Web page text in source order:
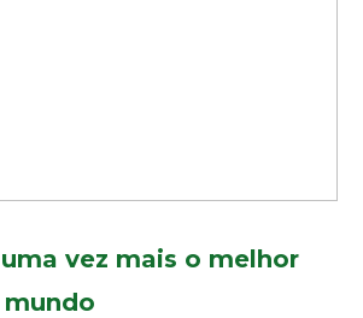
vez mais o melhor